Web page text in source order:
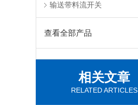
输送带料流开关
查看全部产品
相关文章
RELATED ARTICLES